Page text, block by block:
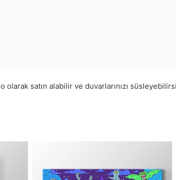
olarak satın alabilir ve duvarlarınızı